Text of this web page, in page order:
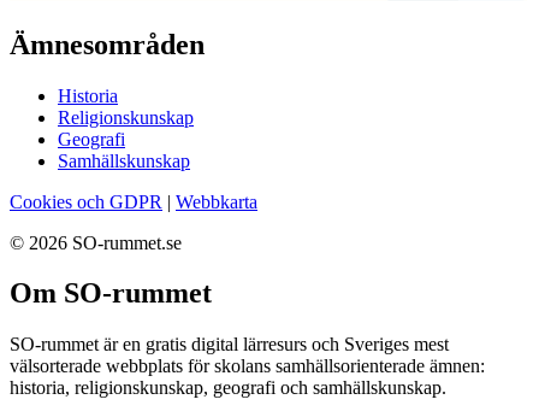
Ämnesområden
Historia
Religionskunskap
Geografi
Samhällskunskap
Cookies och GDPR | Webbkarta
© 2026 SO-rummet.se
Om SO-rummet
SO-rummet är en gratis digital lärresurs och Sveriges mest
välsorterade webbplats för skolans samhällsorienterade ämnen:
historia, religionskunskap, geografi och samhällskunskap.